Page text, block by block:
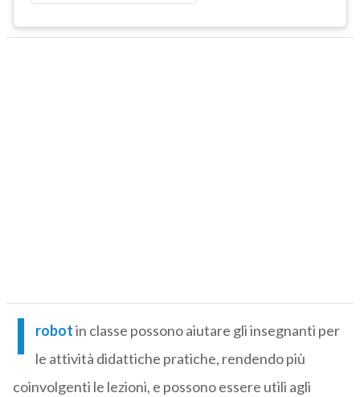
I robotin classe possono aiutare gli insegnanti per
le attività didattiche pratiche, rendendo più
coinvolgenti le lezioni, e possono essere utili agli